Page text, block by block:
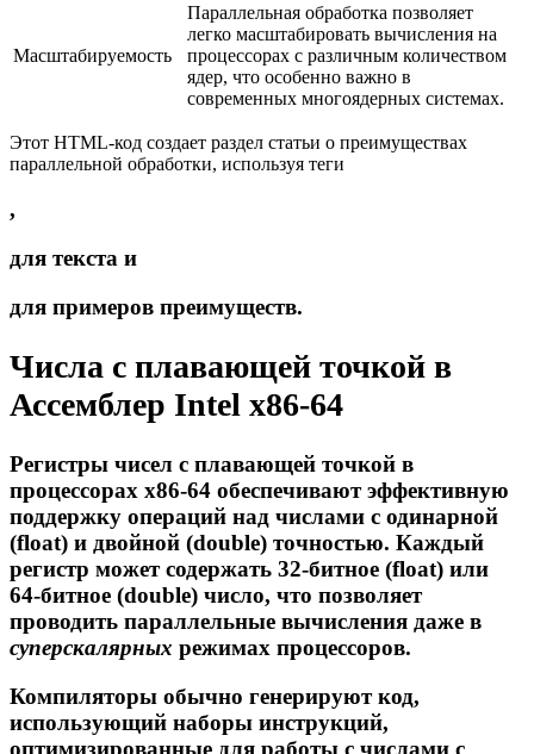
Масштабируемость
Параллельная обработка позволяет
легко масштабировать вычисления на
процессорах с различным количеством
ядер, что особенно важно в
современных многоядерных системах.
Этот HTML-код создает раздел статьи о преимуществах
параллельной обработки, используя теги
,
для текста и
для примеров преимуществ.
Числа с плавающей точкой в
Ассемблер Intel x86-64
Регистры чисел с плавающей точкой в
процессорах x86-64 обеспечивают эффективную
поддержку операций над числами с одинарной
(float) и двойной (double) точностью. Каждый
регистр может содержать 32-битное (float) или
64-битное (double) число, что позволяет
проводить параллельные вычисления даже в
суперскалярных режимах процессоров.
Компиляторы обычно генерируют код,
использующий наборы инструкций,
оптимизированные для работы с числами с